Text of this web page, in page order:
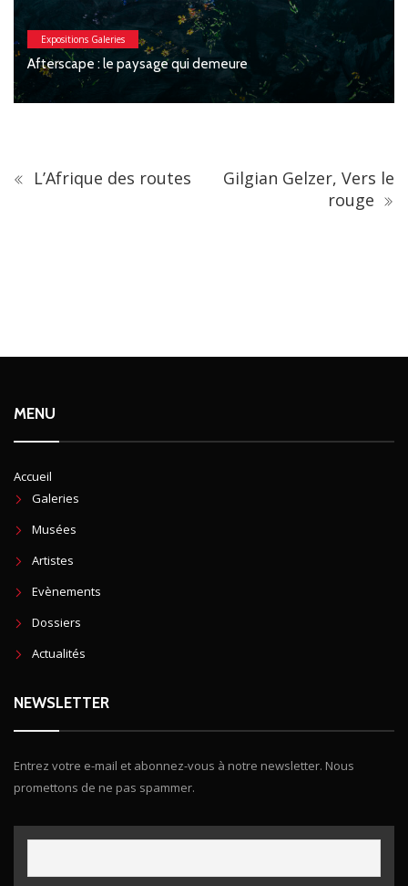
Expositions Galeries
Afterscape : le paysage qui demeure
L’Afrique des routes
Gilgian Gelzer, Vers le
rouge
MENU
Accueil
Galeries
Musées
Artistes
Evènements
Dossiers
Actualités
NEWSLETTER
Entrez votre e-mail et abonnez-vous à notre newsletter. Nous
promettons de ne pas spammer.